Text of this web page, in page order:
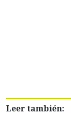
Leer también: